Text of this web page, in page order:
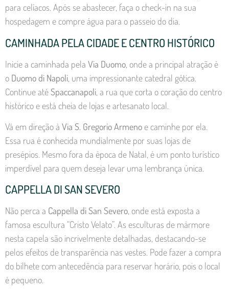
para celíacos. Após se abastecer, faça o check-in na sua
hospedagem e compre água para o passeio do dia.
CAMINHADA PELA CIDADE E CENTRO HISTÓRICO
Inicie a caminhada pela Via Duomo, onde a principal atração é
o Duomo di Napoli, uma impressionante catedral gótica.
Continue atéSpaccanapoli, a rua que corta o coração do centro
histórico e está cheia de lojas e artesanato local.
Vá em direção à Via S. Gregorio Armeno e caminhe por ela.
Essa rua é conhecida mundialmente por suas lojas de
presépios. Mesmo fora da época de Natal, é um ponto turístico
imperdível para quem deseja levar uma lembrança única.
CAPPELLA DI SAN SEVERO
Não perca a Cappella di San Severo, onde está exposta a
famosa escultura “Cristo Velato”. As esculturas de mármore
nesta capela são incrivelmente detalhadas, destacando-se
pelos efeitos de transparência nas vestes. Pode fazer a compra
do bilhete com antecedência para reservar horário, pois o local
é pequeno.